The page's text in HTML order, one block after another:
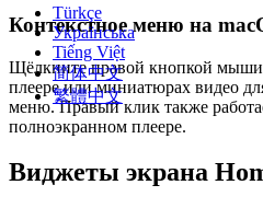
Türkçe
Українська
Tiếng Việt
简体中文
繁體中文
Контекстное меню на
Щёлкните правой кнопкой мыши
плеере или миниатюрах видео
меню. Правый клик также
полноэкранном плеере.
Виджеты экрана